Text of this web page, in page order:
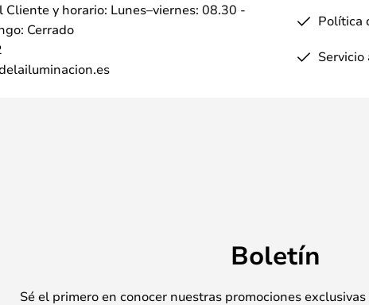
y horario: Lunes–viernes: 08.30 -
Cerrado
Política
Boletín
Sé el primero en conocer nuestras promociones